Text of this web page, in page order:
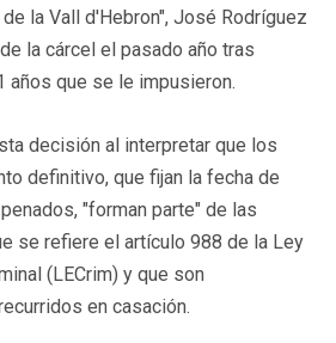
la Vall d'Hebron", José Rodríguez
la cárcel el pasado año tras
años que se le impusieron.
decisión al interpretar que los
definitivo, que fijan la fecha de
"forman parte" de las
se refiere el artículo 988 de la Ley
(LECrim) y que son
en casación.